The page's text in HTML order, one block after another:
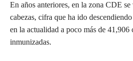
En años anteriores, en la zona CDE
cabezas, cifra que ha ido
en la actualidad a poco más de 41,906
inmunizadas.